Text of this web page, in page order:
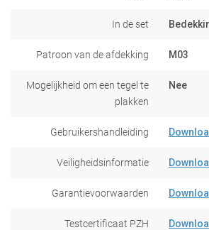
In de set
Patroon van de afdekking M03
Mogelijkheid om een tegel te
plakken
Nee
Gebruikershandleiding
Veiligheidsinformatie
Garantievoorwaarden
Testcertificaat PZH